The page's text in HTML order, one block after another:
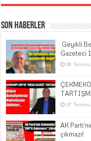
Son Haberler
Geyikli
Gazeteci
28
27
AK
çıkmazı!